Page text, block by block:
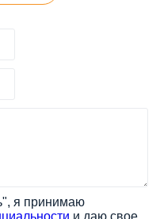
я принимаю
и даю свое